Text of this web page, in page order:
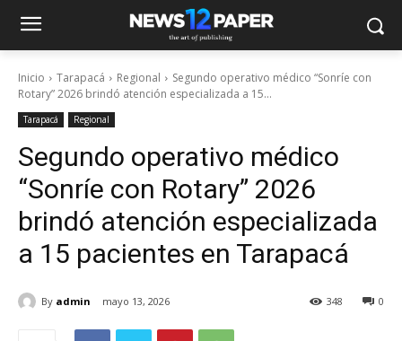
Inicio Tarapacá Regional
Segundo operativo médico “Sonríe con
Rotary” 2026 brindó atención especializada a 15...
Tarapacá Regional
Segundo operativo médico
“Sonríe con Rotary” 2026
brindó atención especializada
a 15 pacientes en Tarapacá
By admin mayo 13, 2026 0
348